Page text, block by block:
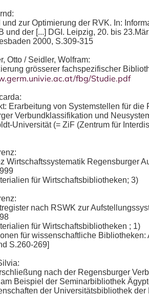
und zur Optimierung der RVK. In:
und der [...] DGI. Leipzig, 20. bis
2000, S.309-315
Otto / Seidler, Wolfram:
grösserer fachspezifischer
fbg/Studie.pdf
Erarbeitung von Systemstellen für
Verbundklassifikation und
Universität (= ZiF (Zentrum für
Wirtschaftssystematik Regensburger
für Wirtschaftsbibliotheken; 3)
nach RSWK zur
für Wirtschaftsbibliotheken ; 1)
für wissenschaftliche
S.260-269]
nach der Regensburger
Beispiel der Seminarbibliothek
der Universitätsbibliothek